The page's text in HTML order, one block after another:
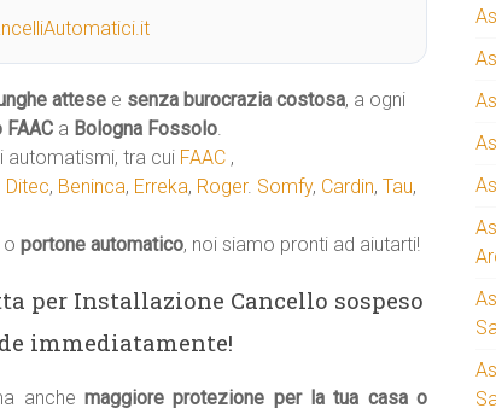
attese e senza burocrazia costosa, a ogni
FAAC a Bologna Fossolo.
automatismi, tra cui FAAC ,
Ditec, Beninca, Erreka, Roger. Somfy, Cardin, Tau,
o portone automatico, noi siamo pronti ad aiutarti!
per Installazione Cancello sospeso
immediatamente!
anchemaggiore protezione per la tua casa o